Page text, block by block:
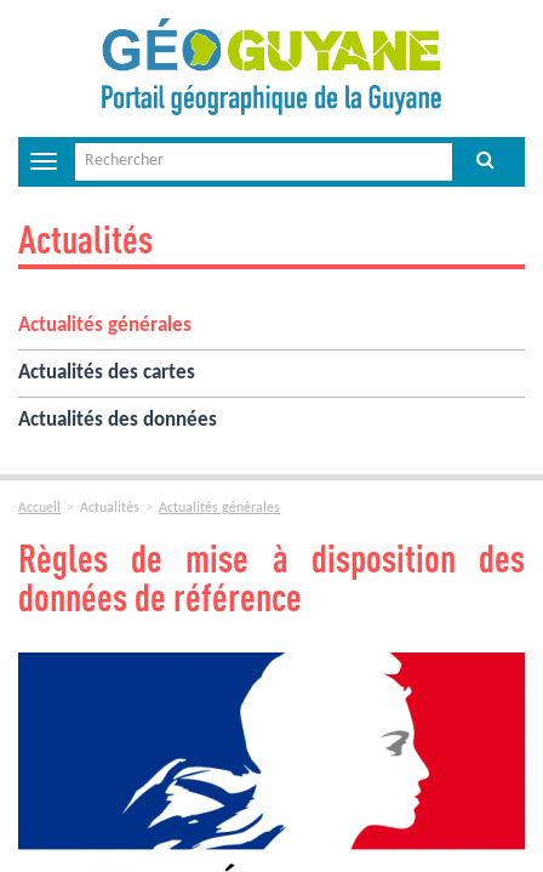
Toggle
navigation
Actualités
Actualités générales
Actualités des cartes
Actualités des données
Accueil Actualités Actualités générales
Règles de mise à disposition des
données de référence